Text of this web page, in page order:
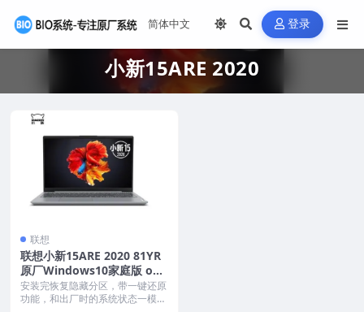
登录
小新15ARE 2020
联想
联想小新15ARE 2020 81YR
原厂Windows10家庭版 oe
m系统镜像下载
安装完恢复隐藏分区，带一键还原
功能，和出厂时的系统状态一模一